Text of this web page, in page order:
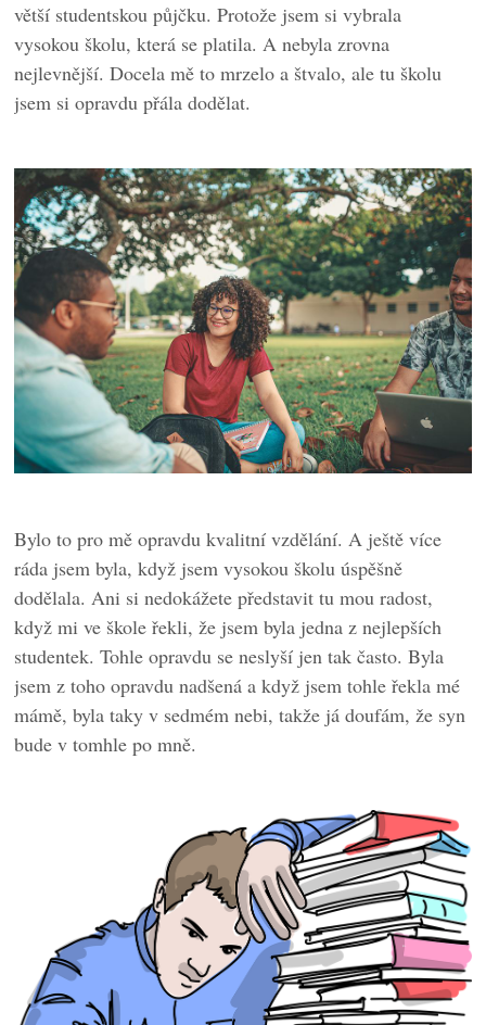
větší studentskou půjčku. Protože jsem si vybrala
vysokou školu, která se platila. A nebyla zrovna
nejlevnější. Docela mě to mrzelo a štvalo, ale tu školu
jsem si opravdu přála dodělat.
Bylo to pro mě opravdu kvalitní vzdělání. A ještě více
ráda jsem byla, když jsem vysokou školu úspěšně
dodělala. Ani si nedokážete představit tu mou radost,
když mi ve škole řekli, že jsem byla jedna z nejlepších
studentek. Tohle opravdu se neslyší jen tak často. Byla
jsem z toho opravdu nadšená a když jsem tohle řekla mé
mámě, byla taky v sedmém nebi, takže já doufám, že syn
bude v tomhle po mně.